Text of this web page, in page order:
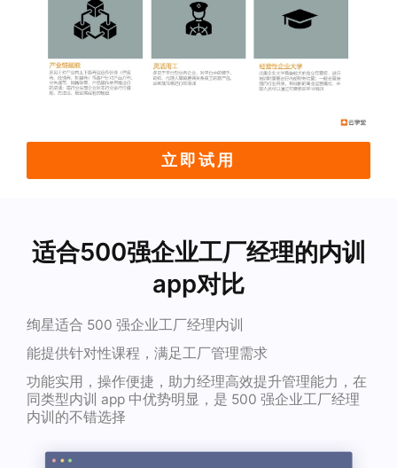
立即试用
适合500强企业工厂经理的内训
app对比
绚星适合 500 强企业工厂经理内训
能提供针对性课程，满足工厂管理需求
功能实用，操作便捷，助力经理高效提升管理能力，在
同类型内训 app 中优势明显，是 500 强企业工厂经理
内训的不错选择